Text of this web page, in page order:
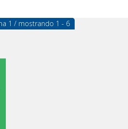
1 / mostrando 1 - 6